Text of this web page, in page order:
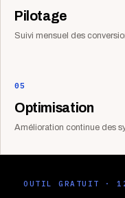
Pilotage
Suivi mensuel des
05
Optimisation
Amélioration continue des
OUTIL GRATUIT ·